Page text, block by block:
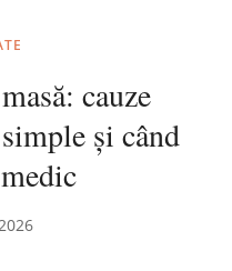
cauze
și când